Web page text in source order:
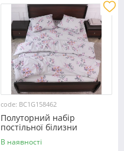
code: BC1G158462
Полуторний набір
постільної білизни
150*220 із Бязі "Gold"
№158462 Черешенька™
В наявності